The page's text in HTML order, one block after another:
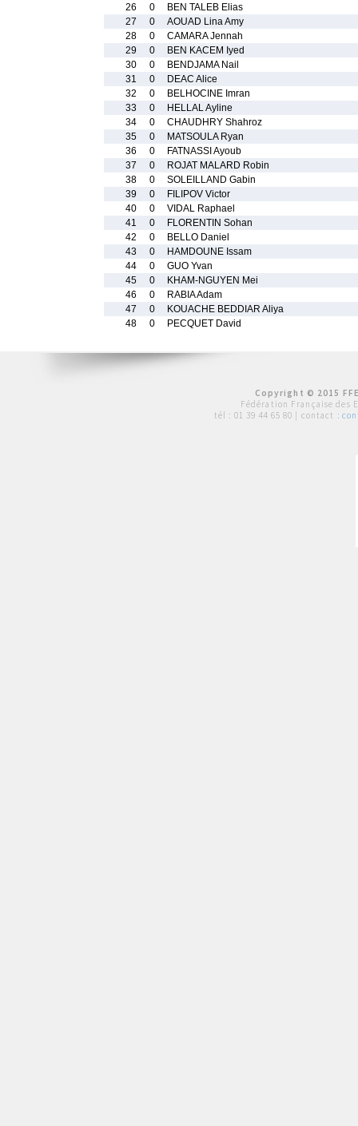
26
0
BEN TALEB Elias
27
0
AOUAD Lina Amy
28
0
CAMARA Jennah
29
0
BEN KACEM Iyed
30
0
BENDJAMA Nail
31
0
DEAC Alice
32
0
BELHOCINE Imran
33
0
HELLAL Ayline
34
0
CHAUDHRY Shahroz
35
0
MATSOULA Ryan
36
0
FATNASSI Ayoub
37
0
ROJAT MALARD Robin
38
0
SOLEILLAND Gabin
39
0
FILIPOV Victor
40
0
VIDAL Raphael
41
0
FLORENTIN Sohan
42
0
BELLO Daniel
43
0
HAMDOUNE Issam
44
0
GUO Yvan
45
0
KHAM-NGUYEN Mei
46
0
RABIA Adam
47
0
KOUACHE BEDDIAR Aliya
48
0 PECQUET David
Copyright © 2015
Fédération Française des
tél : 01 39 44 65 80 | contact :